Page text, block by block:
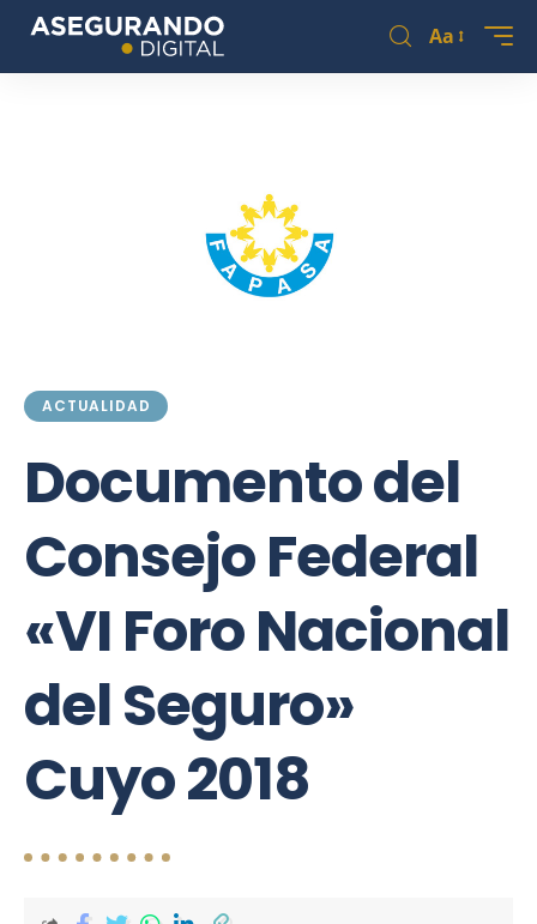
Aa
ACTUALIDAD
Documento del
Consejo Federal
«VI Foro Nacional
del Seguro»
Cuyo 2018